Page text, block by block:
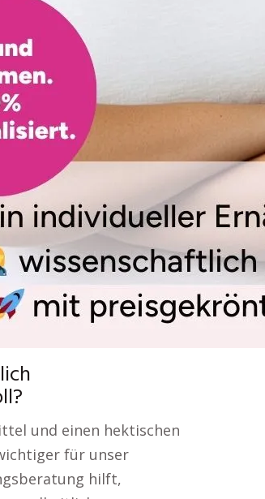
und einen hektischen
für unser
hilft,